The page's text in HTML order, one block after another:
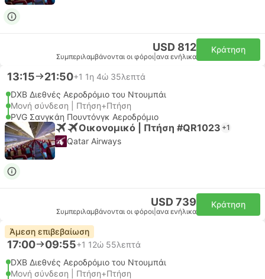
USD 812
Συμπεριλαμβάνονται οι φόροι ανα ενήλικα
Κράτηση
13:15 21:50+1 1η 4ώ 35λεπτά
DXB Διεθνές Αεροδρόμιο του Ντουμπάι
Μονή σύνδεση | Πτήση+Πτήση
PVG Σανγκάη Πουντόνγκ Αεροδρόμιο
Οικονομικό | Πτήση #QR1023 +1
Qatar Airways
USD 739
Συμπεριλαμβάνονται οι φόροι ανα ενήλικα
Κράτηση
Άμεση επιβεβαίωση
17:00 09:55+1 12ώ 55λεπτά
DXB Διεθνές Αεροδρόμιο του Ντουμπάι
Μονή σύνδεση | Πτήση+Πτήση